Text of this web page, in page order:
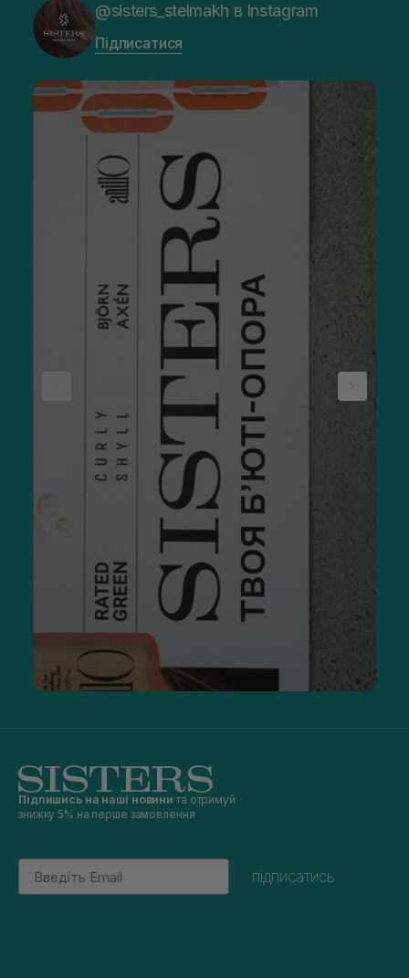
@sisters_stelmakh в Instagram
Підписатися
Підпишись на наші новини та отримуй
знижку 5% на перше замовлення
Email
підписатись